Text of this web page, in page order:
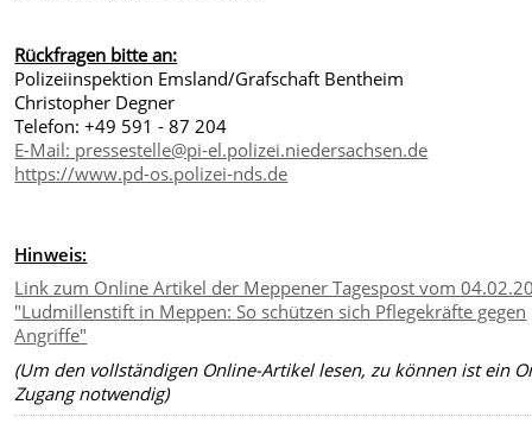
Rückfragen bitte an:
Polizeiinspektion Emsland/Grafschaft Bentheim
Christopher Degner
Telefon: +49 591 - 87 204
E-Mail: pressestelle@pi-el.polizei.niedersachsen.de
https://www.pd-os.polizei-nds.de
Hinweis:
Link zum Online Artikel der Meppener Tagespost vom
"Ludmillenstift in Meppen: So schützen sich Pflegekräfte gegen
Angriffe"
(Um den vollständigen Online-Artikel lesen, zu können ist ein
Zugang notwendig)